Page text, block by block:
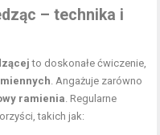
– technika i
to doskonałe ćwiczenie,
. Angażuje zarówno
ramienia. Regularne
takich jak: